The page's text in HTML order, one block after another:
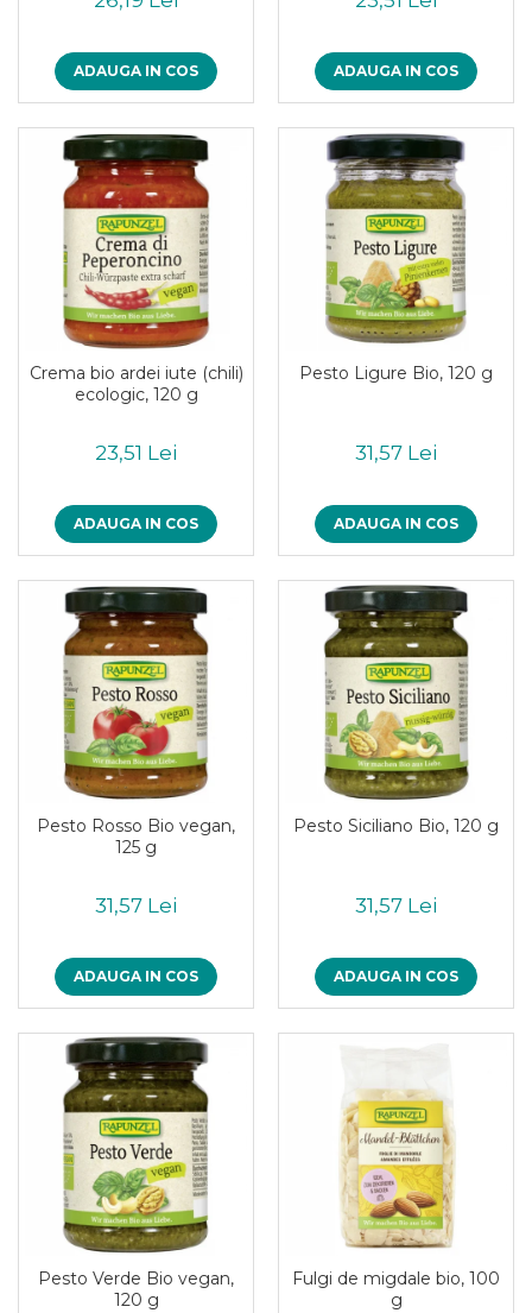
ADAUGA IN COS ADAUGA IN COS
Crema bio ardei iute (chili)
ecologic, 120 g
23,51 Lei
ADAUGA IN COS
Pesto Ligure Bio, 120 g
31,57 Lei
ADAUGA IN COS
Pesto Rosso Bio vegan,
125 g
31,57 Lei
ADAUGA IN COS
Pesto Siciliano Bio, 120 g
31,57 Lei
ADAUGA IN COS
Pesto Verde Bio vegan,
120 g
Fulgi de migdale bio, 100
g